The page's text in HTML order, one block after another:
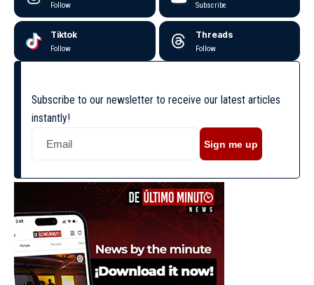
Follow Subscribe
Tiktok
Follow
Threads
Follow
Subscribe to our newsletter to receive our latest articles
instantly!
Sign me up